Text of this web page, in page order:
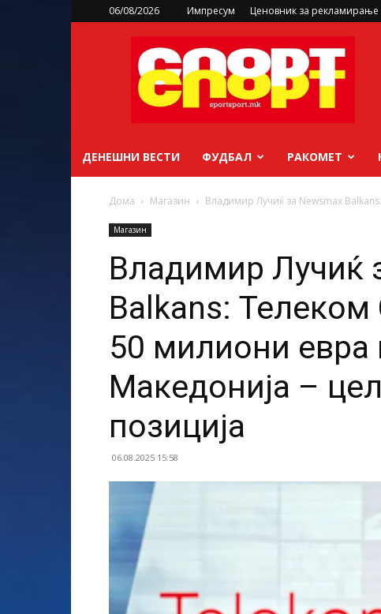
06/08/2026 Импресум Ценовник за рекламирање
sportsport.mk
ДЕНЕШНИ ВЕСТИ ФУДБАЛ РАКОМЕТ
Дома Магазин Владимир Лучиќ за Newsmax
Магазин
Владимир Лучиќ
Balkans: Телеком
50 милиони евра
Македонија –
позиција
06.08.2025 15:58